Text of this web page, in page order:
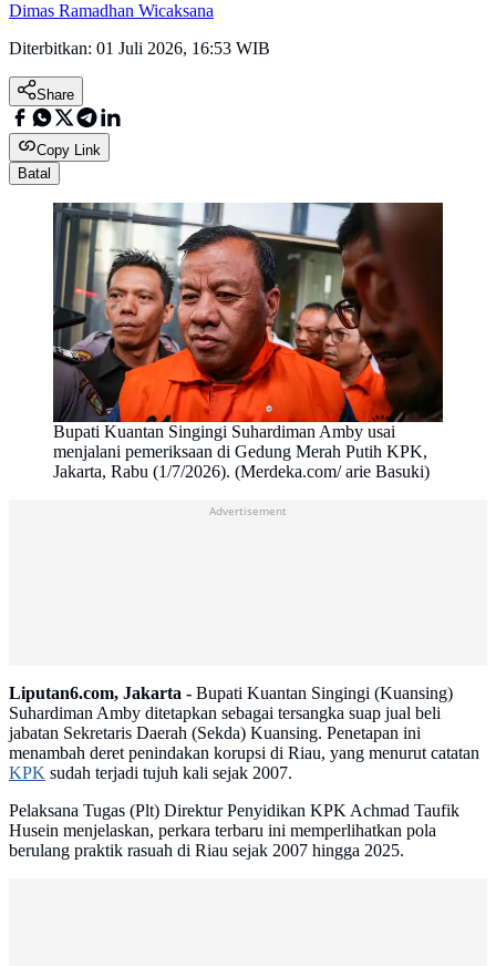
Dimas Ramadhan Wicaksana
Diterbitkan: 01 Juli 2026, 16:53 WIB
Share
Copy Link
Batal
Bupati Kuantan Singingi Suhardiman Amby usai
menjalani pemeriksaan di Gedung Merah Putih KPK,
Jakarta, Rabu (1/7/2026). (Merdeka.com/ arie Basuki)
Advertisement
Liputan6.com, Jakarta - Bupati Kuantan Singingi (Kuansing)
Suhardiman Amby ditetapkan sebagai tersangka suap jual beli
jabatan Sekretaris Daerah (Sekda) Kuansing. Penetapan ini
menambah deret penindakan korupsi di Riau, yang menurut catatan
KPK sudah terjadi tujuh kali sejak 2007.
Pelaksana Tugas (Plt) Direktur Penyidikan KPK Achmad Taufik
Husein menjelaskan, perkara terbaru ini memperlihatkan pola
berulang praktik rasuah di Riau sejak 2007 hingga 2025.